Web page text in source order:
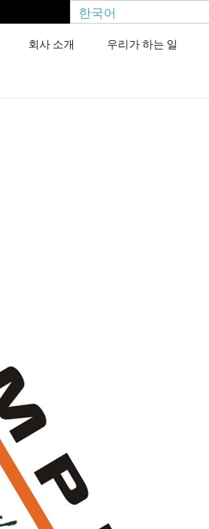
한국어
회사 소개 우리가 하는 일